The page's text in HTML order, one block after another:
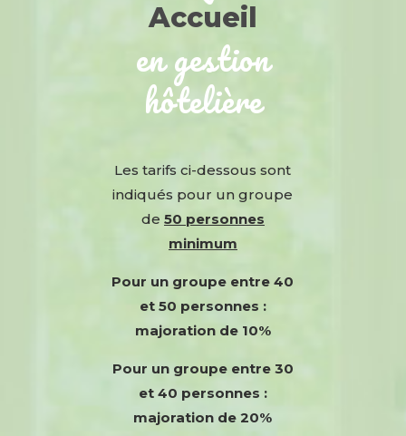
Accueil
en gestion
hôtelière
Les tarifs ci-dessous sont
indiqués pour un groupe
de 50 personnes
minimum
Pour un groupe entre 40
et 50 personnes :
majoration de 10%
Pour un groupe entre 30
et 40 personnes :
majoration de 20%